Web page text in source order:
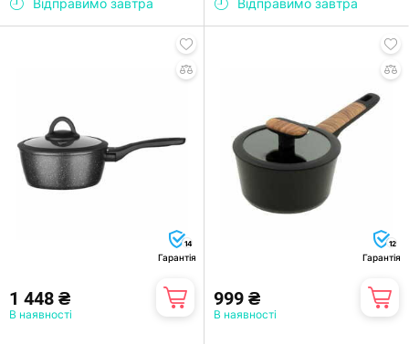
14
Гарантія
1 448 ₴
В наявності
12
Гарантія
999 ₴
В наявності